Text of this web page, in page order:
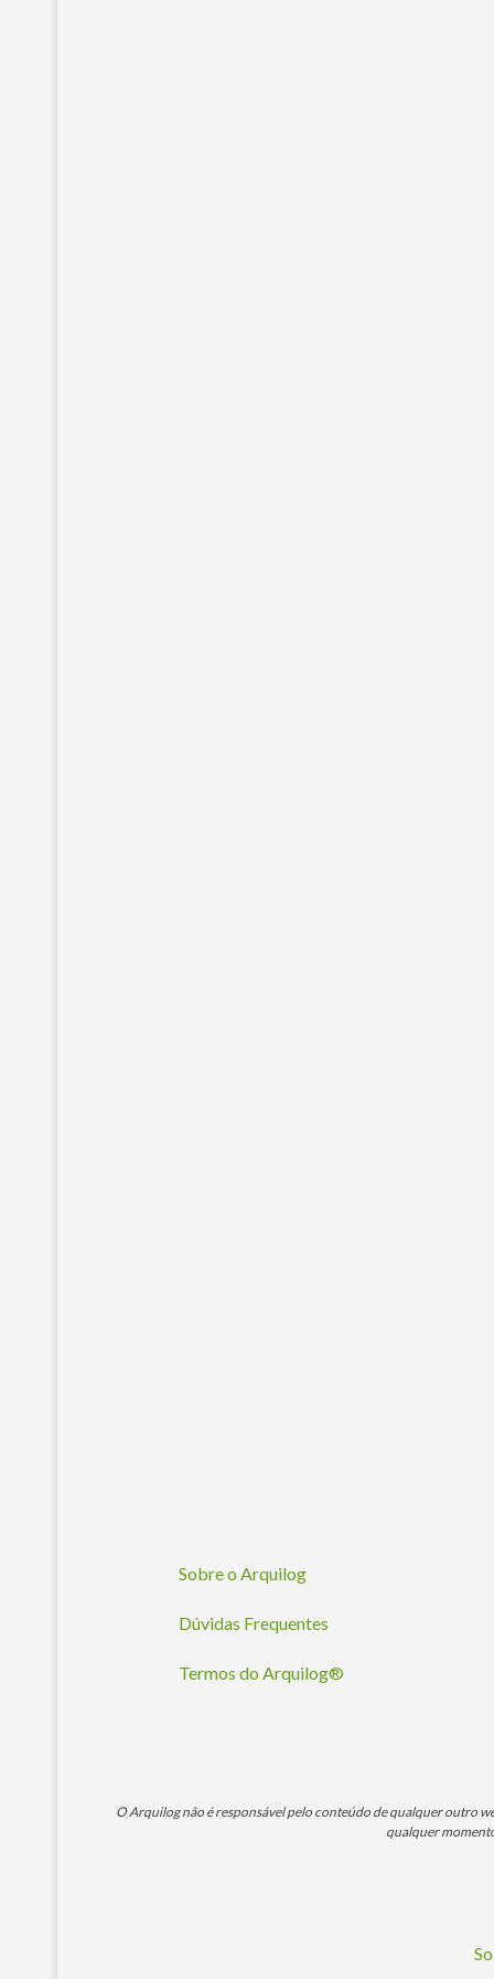
Sobre o Arquilog
Dúvidas Frequentes
Termos do Arquilog®
O Arquilog não é responsável pelo conteúdo de qualquer outro
qualquer